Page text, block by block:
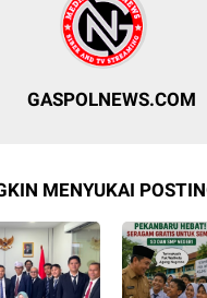
GASPOLNEWS.COM
MENYUKAI